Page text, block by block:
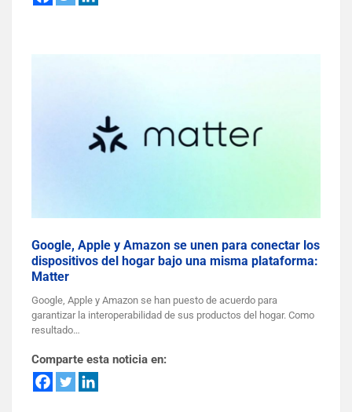
Google, Apple y Amazon se unen para conectar los
dispositivos del hogar bajo una misma plataforma:
Matter
Google, Apple y Amazon se han puesto de acuerdo para
garantizar la interoperabilidad de sus productos del hogar. Como
resultado…
Comparte esta noticia en: